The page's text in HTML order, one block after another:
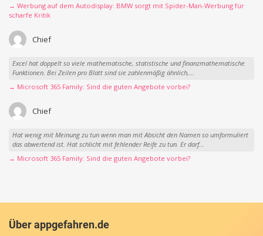
→ Werbung auf dem Autodisplay: BMW sorgt mit Spider-Man-Werbung für
scharfe Kritik
Chief
Excel hat doppelt so viele mathematische, statistische und finanzmathematische
Funktionen. Bei Zeilen pro Blatt sind sie zahlenmäßig ähnlich,...
→ Microsoft 365 Family: Sind die guten Angebote vorbei?
Chief
Hat wenig mit Meinung zu tun wenn man mit Absicht den Namen so umformuliert
das abwertend ist. Hat schlicht mit fehlender Reife zu tun. Er darf...
→ Microsoft 365 Family: Sind die guten Angebote vorbei?
Über appgefahren.de